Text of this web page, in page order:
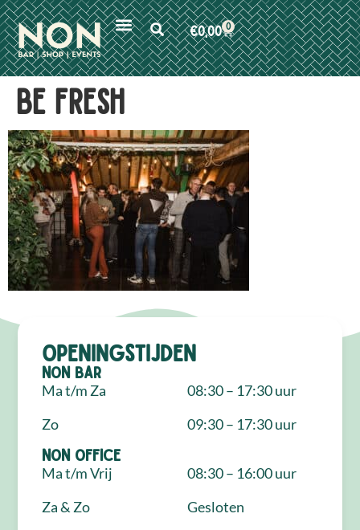
€0,00 0
be fresh
Openingstijden
NON Bar
Ma t/m Za
Zo
08:30 – 17:30 uur
09:30 – 17:30 uur
NON Office
Ma t/m Vrij
Za & Zo
08:30 – 16:00 uur
Gesloten